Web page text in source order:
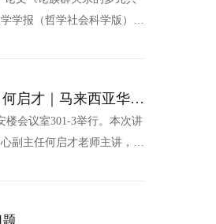
报（哲学社会科学版）》
启才｜马来西亚华人
楼会议室301-3举行。本次讲
副主任何启才老师主讲，主